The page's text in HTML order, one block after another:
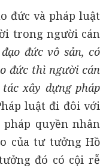
đức và pháp luật
trong người cán
đức vô sản, có
đức thì người cán
xây dựng pháp
luật đi đôi với
quyền nhân
của tư tưởng Hồ
đó có cội rễ